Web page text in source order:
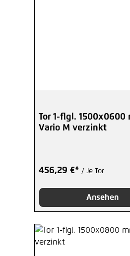
Tor 1-flgl. 1500x0600
Vario M verzinkt
456,29 €* / Je Tor
Ansehen